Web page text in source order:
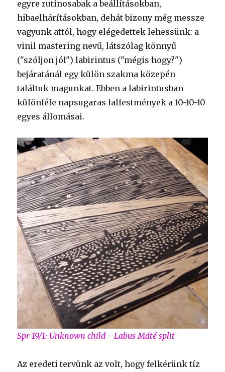
egyre rutinosabak a beállításokban,
hibaelhárításokban, dehát bizony még messze
vagyunk attól, hogy elégedettek lehessünk: a
vinil mastering nevű, látszólag könnyű
("szóljon jól") labirintus ("mégis hogy?")
bejáratánál egy külön szakma közepén
találtuk magunkat. Ebben a labirintusban
különféle napsugaras falfestmények a 10-10-10
egyes állomásai.
Spr-19/1: Unknown child - Labus Máté split
Az eredeti tervünk az volt, hogy felkérünk tíz